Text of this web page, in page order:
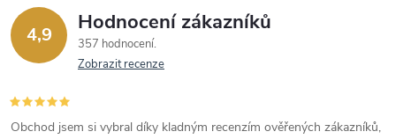
4,9 Hodnocení zákazníků
357 hodnocení
Zobrazit recenze
Obchod jsem si vybral díky kladným recenzím ověřených zákazníků,